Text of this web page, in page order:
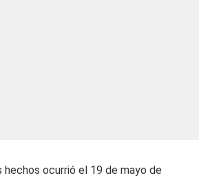
hechos ocurrió el 19 de mayo de